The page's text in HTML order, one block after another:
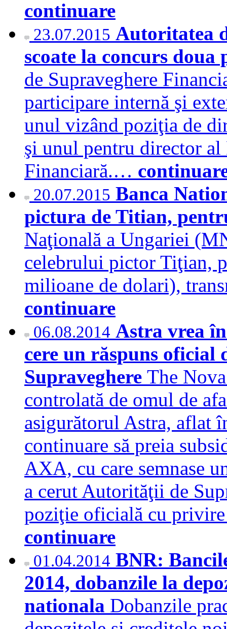
continuare
23.07.2015 Autoritatea
scoate la concurs
de Supraveghere
participare internă şi
unul vizând poziţia de
şi unul pentru director
Financiară.…
20.07.2015 Banca
pictura de Titian,
Naţională a Ungariei
celebrului pictor Tiţian,
milioane de dolari),
continuare
06.08.2014 Astra vrea
cere un răspuns oficial
Supraveghere The
controlată de omul de
asigurătorul Astra, aflat
continuare să preia
AXA, cu care semnase
a cerut Autorităţii de
poziţie oficială cu
continuare
01.04.2014 BNR:
2014, dobanzile la
nationala Dobanzile